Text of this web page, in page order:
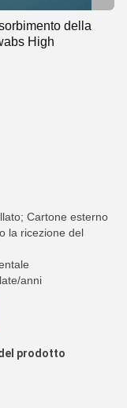
della
High
Cartone esterno
la ricezione del
anni
prodotto